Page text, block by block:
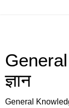
General
ज्ञान
General